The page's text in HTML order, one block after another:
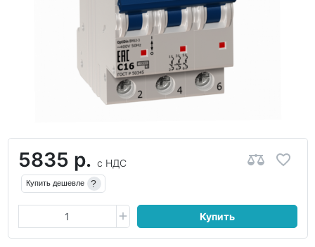
5835 р. с НДС
Купить дешевле ?
Купить